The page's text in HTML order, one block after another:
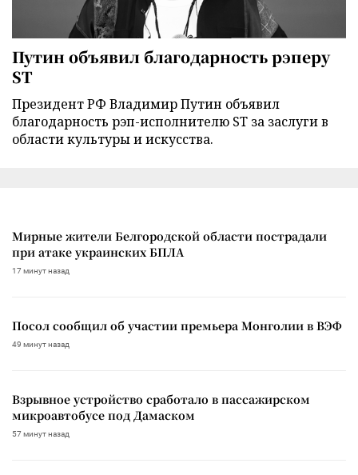
Путин объявил благодарность рэперу
ST
Президент РФ Владимир Путин объявил
благодарность рэп-исполнителю ST за заслуги в
области культуры и искусства.
Мирные жители Белгородской области пострадали
при атаке украинских БПЛА
17 минут назад
Посол сообщил об участии премьера Монголии в ВЭФ
49 минут назад
Взрывное устройство сработало в пассажирском
микроавтобусе под Дамаском
57 минут назад